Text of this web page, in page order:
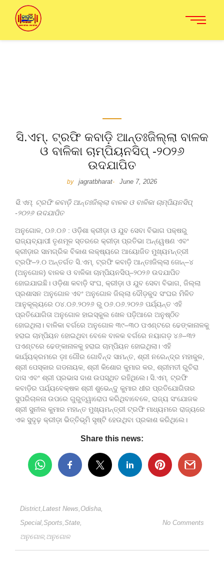
ସି.ଏମ୍. ଟ୍ରଫି କବାଡ଼ି ଆନ୍ତଃଜିଲ୍ଲା ବାଳକ
ଓ ବାଳିକା ଚାମ୍ପିୟନସିପ୍ -୨୦୨୬
ଉଦଯାପିତ
by jagratbharat- June 7, 2026
ସି.ଏମ୍. ଟ୍ରଫି କବାଡ଼ି ଆନ୍ତଃଜିଲ୍ଲା ବାଳକ ଓ ବାଳିକା ଚାମ୍ପିୟନସିପ୍
-୨୦୨୬ ଉଦଯାପିତ
ଅନୁଗୋଳ, ୦୬.୦୬ : ଓଡ଼ିଶା କ୍ରୀଡ଼ା ଓ ଯୁବ ସେବା ବିଭାଗ ପକ୍ଷରୁ
ରାଜ୍ୟବ୍ୟାପୀ ତୃଣମୂଳ ସ୍ତରରେ କ୍ରୀଡ଼ା ପ୍ରତିଭା ଅନ୍ୱେଷଣ ଏବଂ
କ୍ରୀଡ଼ାର ସାମଗ୍ରିକ ବିକାଶ ଲକ୍ଷ୍ୟରେ ଆୟୋଜିତ ମୁଖ୍ୟମନ୍ତ୍ରୀ
ଟ୍ରଫି–୨.୦ ଅନ୍ତର୍ଗତ ସି.ଏମ୍. ଟ୍ରଫି କବାଡ଼ି ଆନ୍ତଃଜିଲ୍ଲା ଜୋନ୍–୪
(ଅନୁଗୋଳ) ବାଳକ ଓ ବାଳିକା ଚାମ୍ପିୟନସିପ୍–୨୦୨୬ ଉଦଯାପିତ
ହୋଇଯାଇଛି। ଓଡ଼ିଶା କବାଡ଼ି ସଂଘ, କ୍ରୀଡ଼ା ଓ ଯୁବ ସେବା ବିଭାଗ, ଜିଲ୍ଲା
ପ୍ରଶାସନ ଅନୁଗୋଳ ଏବଂ ଅନୁଗୋଳ ଜିଲ୍ଲା ଦୌଡ଼କୁଦ ସଂଘର ମିଳିତ
ଆନୁକୂଲ୍ୟରେ ୦୪.୦୬.୨୦୨୬ ରୁ ୦୬.୦୬.୨୦୨୬ ପର୍ଯ୍ୟନ୍ତ ଏହି
ପ୍ରତିଯୋଗିତା ଅନୁଗୋଳ ହାଇସ୍କୁଲ ଖେଳ ପଡ଼ିଆରେ ଅନୁଷ୍ଠିତ
ହୋଇଥିଲା। ବାଳିକା ବର୍ଗରେ ଅନୁଗୋଳ ୩୯–୩୦ ପଏଣ୍ଟରେ ଢେଙ୍କାନାଳକୁ
ହରାଇ ଚାମ୍ପିୟନ ହୋଇଥିବା ବେଳେ ବାଳକ ବର୍ଗରେ ନୟାଗଡ଼ ୪୬–୩୨
ପଏଣ୍ଟରେ ଢେଙ୍କାନାଳକୁ ହରାଇ ଚାମ୍ପିୟନ ହୋଇଥିଲା। ଏହି
କାର୍ଯ୍ୟକ୍ରମରେ ଡ଼ଃ ଗୌର ଗୋବିନ୍ଦ ସାମନ୍ତ, ଶ୍ରୀ ନରେନ୍ଦ୍ର ମହାକୁଳ,
ଶ୍ରୀ ପେସ୍କାର ଗଡନାୟକ, ଶ୍ରୀ କିଶୋର କୁମାର କର, ଶ୍ରୀମତୀ ରୁଚିରା
ଦାସ ଏବଂ ଶ୍ରୀ ପ୍ରଭାସ ଦାଶ ଉପସ୍ଥିତ ରହିଥିଲେ। ସି.ଏମ୍. ଟ୍ରଫି
କବାଡ଼ିର ପର୍ଯ୍ୟବେକ୍ଷକ ଶ୍ରୀ ଶୁଭେନ୍ଦୁ କୁମାର ଧୀର ପ୍ରତିଯୋଗିତାର
ସୁପରିଚାଳନା ଉପରେ ଗୁରୁତ୍ୱାରୋପ କରିଥିବାବେଳେ, ରାଜ୍ୟ ସଂଯୋଜକ
ଶ୍ରୀ ସୁନୀଲ କୁମାର ମହାନ୍ତ ମୁଖ୍ୟମନ୍ତ୍ରୀ ଟ୍ରଫି ମାଧ୍ୟମରେ ରାଜ୍ୟରେ
ଏକ ସୁଦୃଢ଼ କ୍ରୀଡ଼ା ଭିତ୍ତିଭୂମି ସୃଷ୍ଟି ହେଉଥିବା ପ୍ରକାଶ କରିଥିଲେ।
Share this news:
District Latest News Odisha
Special Sports State
ଅନୁଗୋଳ, ଅନୁଗୋଳ
No Comments